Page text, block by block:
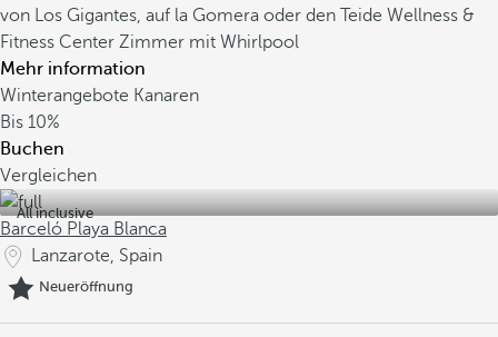
von Los Gigantes, auf la Gomera oder den Teide Wellness &
Fitness Center Zimmer mit Whirlpool
Mehr information
Winterangebote Kanaren
Bis 10%
Buchen
Vergleichen
All inclusive
Barceló Playa Blanca
Lanzarote, Spain
Neueröffnung